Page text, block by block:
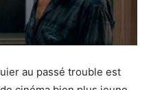
au passé trouble est